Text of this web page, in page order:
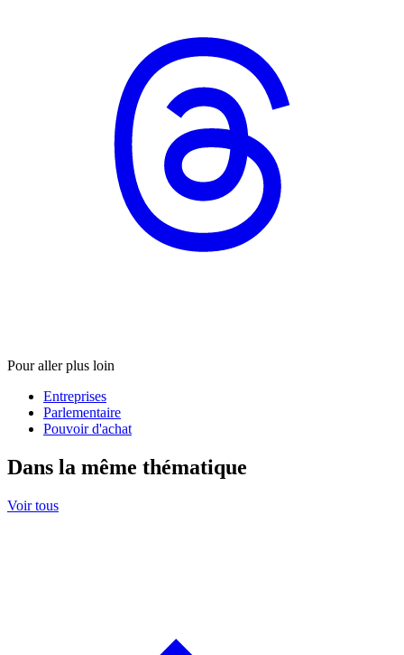
Pour aller plus loin
Entreprises
Parlementaire
Pouvoir d'achat
Dans la même thématique
Voir tous